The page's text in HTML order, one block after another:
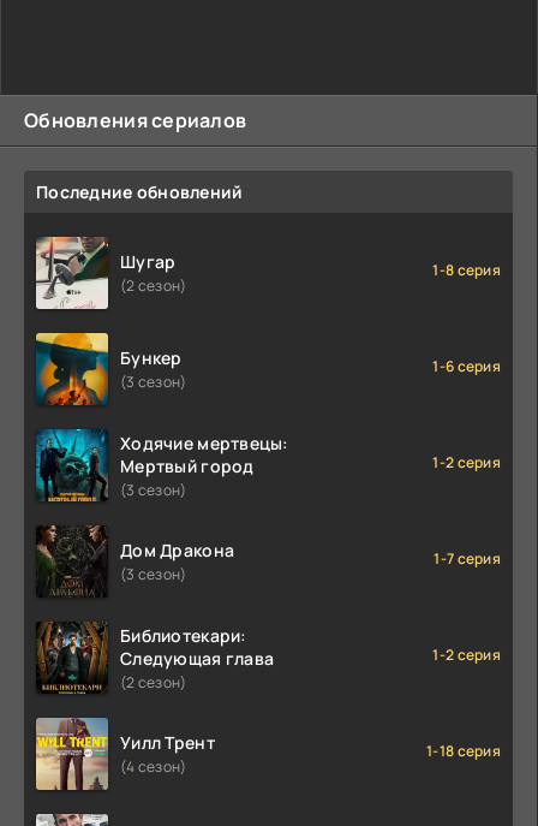
Обновления сериалов
Последние обновлений
Шугар
(2 сезон)
1-8 серия
Бункер
(3 сезон)
1-6 серия
Ходячие мертвецы:
Мертвый город
(3 сезон)
1-2 серия
Дом Дракона
(3 сезон)
1-7 серия
Библиотекари:
Следующая глава
(2 сезон)
1-2 серия
Уилл Трент
(4 сезон)
1-18 серия